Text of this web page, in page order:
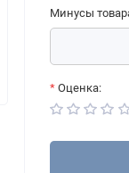
Минусы
Оценка: